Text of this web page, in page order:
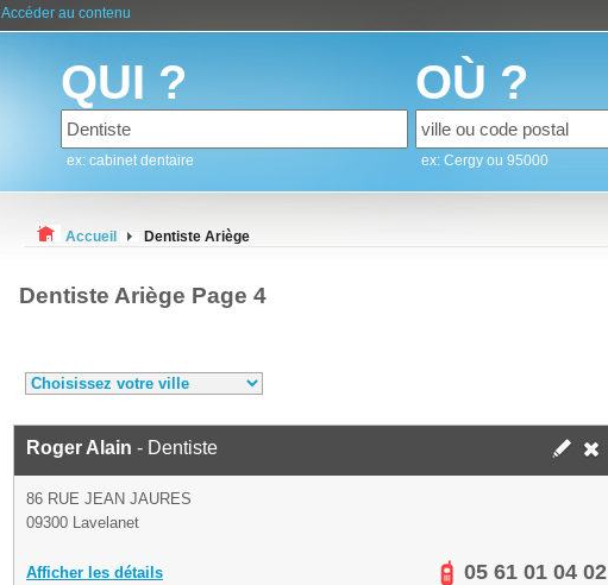
Accéder au contenu
QUI ?
ex: cabinet dentaire
OÙ ?
ex: Cergy ou 95000
Accueil Dentiste Ariège
Dentiste Ariège Page 4
Roger Alain - Dentiste
86 RUE JEAN JAURES
09300 Lavelanet
Afficher les détails 05 61 01 04 02